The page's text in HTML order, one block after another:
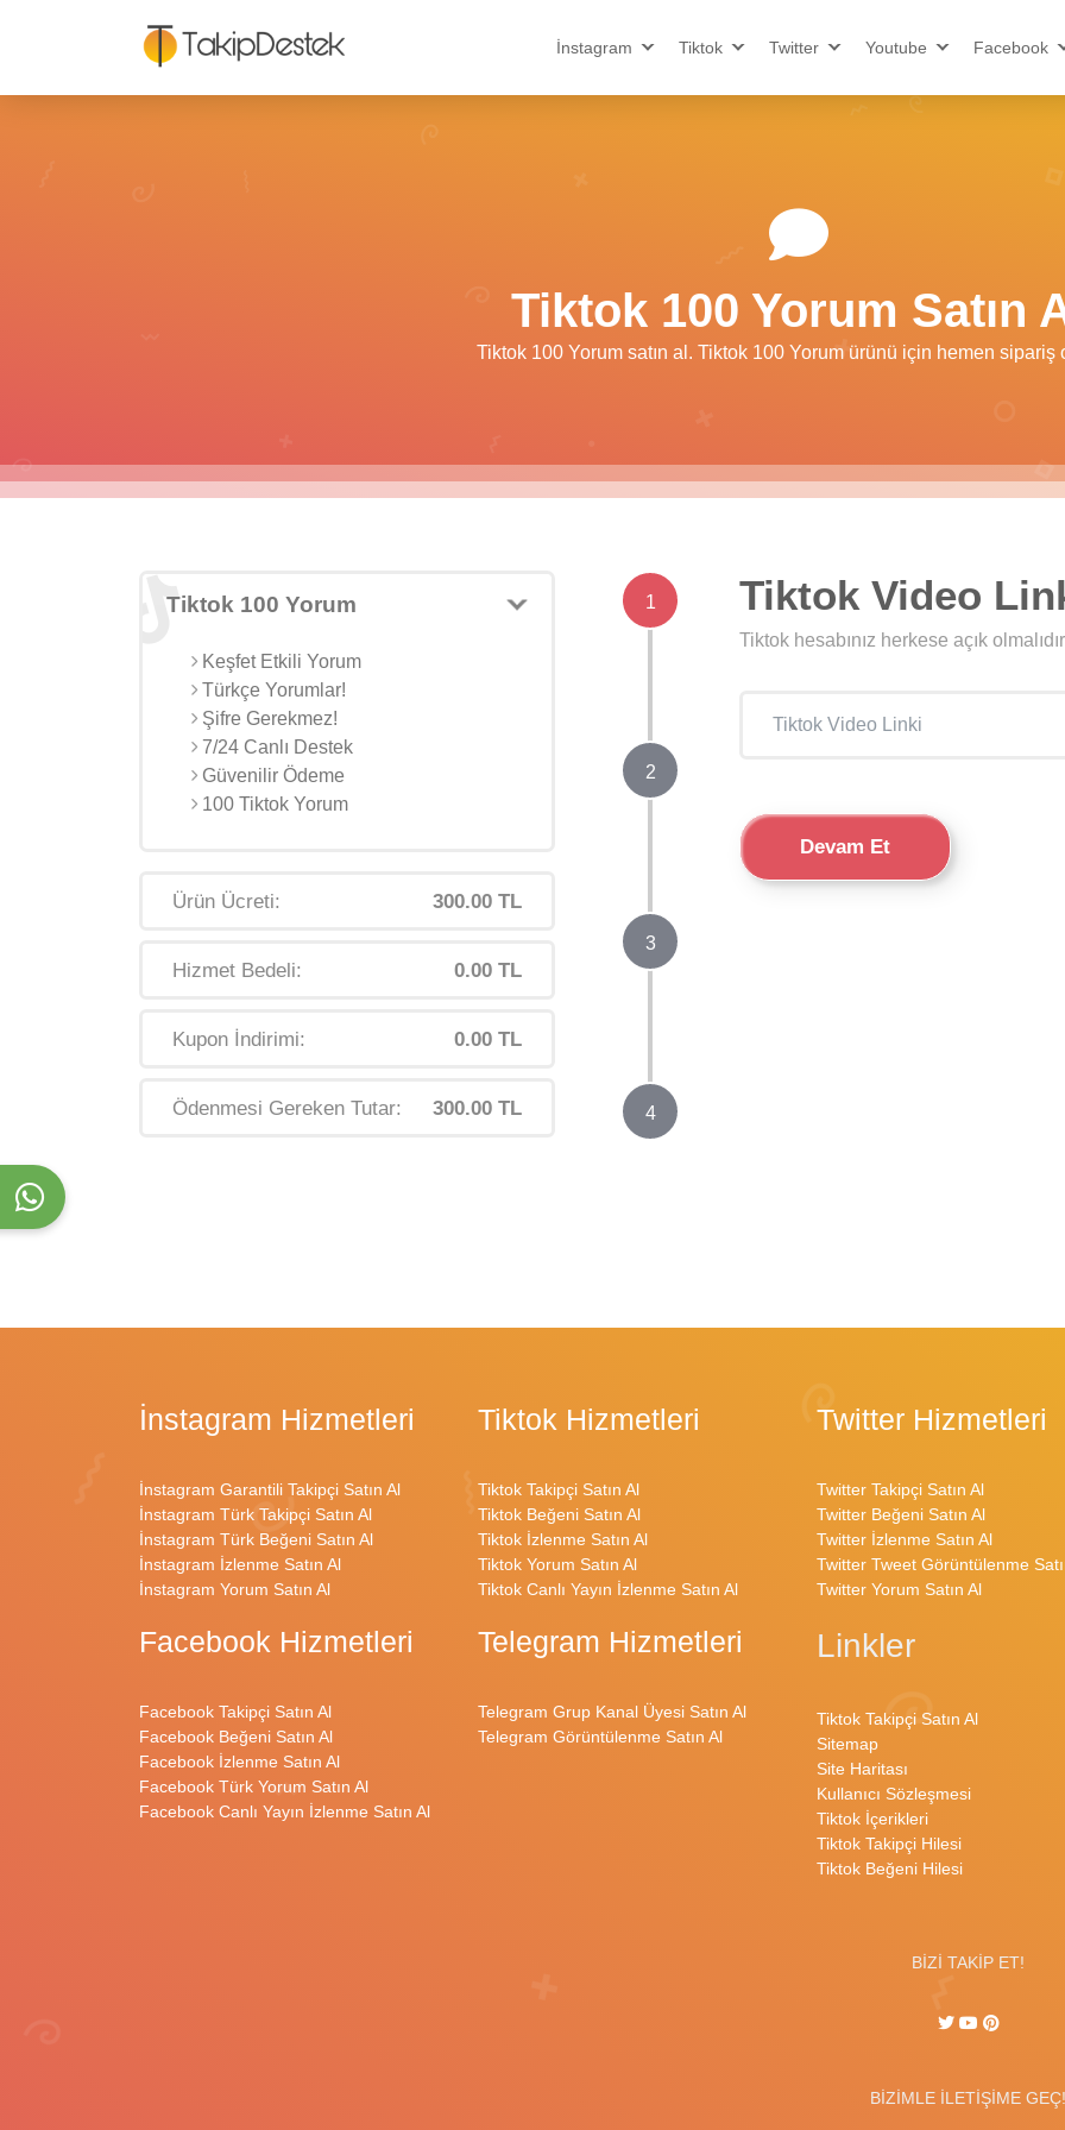
İnstagram Tiktok Twitter Youtube Facebook
Tiktok 100 Yorum Satın
Tiktok 100 Yorum satın al. Tiktok 100 Yorum ürünü için hemen sipariş
Tiktok 100 Yorum
Keşfet Etkili Yorum
Türkçe Yorumlar!
Şifre Gerekmez!
7/24 Canlı Destek
Güvenilir Ödeme
100 Tiktok Yorum
Ürün Ücreti: 300.00 TL
Hizmet Bedeli: 0.00 TL
Kupon İndirimi: 0.00 TL
Ödenmesi Gereken Tutar: 300.00 TL
1
2
3
4
Tiktok Video
Tiktok hesabınız herkese açık
Devam Et
İnstagram Hizmetleri
İnstagram Garantili Takipçi Satın Al
İnstagram Türk Takipçi Satın Al
İnstagram Türk Beğeni Satın Al
İnstagram İzlenme Satın Al
İnstagram Yorum Satın Al
Tiktok Hizmetleri
Tiktok Takipçi Satın Al
Tiktok Beğeni Satın Al
Tiktok İzlenme Satın Al
Tiktok Yorum Satın Al
Tiktok Canlı Yayın İzlenme Satın Al
Twitter Hizmetleri
Twitter Takipçi Satın Al
Twitter Beğeni Satın Al
Twitter İzlenme Satın Al
Twitter Tweet Görüntülenme
Twitter Yorum Satın Al
Facebook Hizmetleri
Facebook Takipçi Satın Al
Facebook Beğeni Satın Al
Facebook İzlenme Satın Al
Facebook Türk Yorum Satın Al
Facebook Canlı Yayın İzlenme Satın Al
Telegram Hizmetleri
Telegram Grup Kanal Üyesi Satın Al
Telegram Görüntülenme Satın Al
Linkler
Tiktok Takipçi Satın Al
Sitemap
Site Haritası
Kullanıcı Sözleşmesi
Tiktok İçerikleri
Tiktok Takipçi Hilesi
Tiktok Beğeni Hilesi
BİZİ TAKİP ET!
BİZİMLE İLETİŞİME GEÇ!